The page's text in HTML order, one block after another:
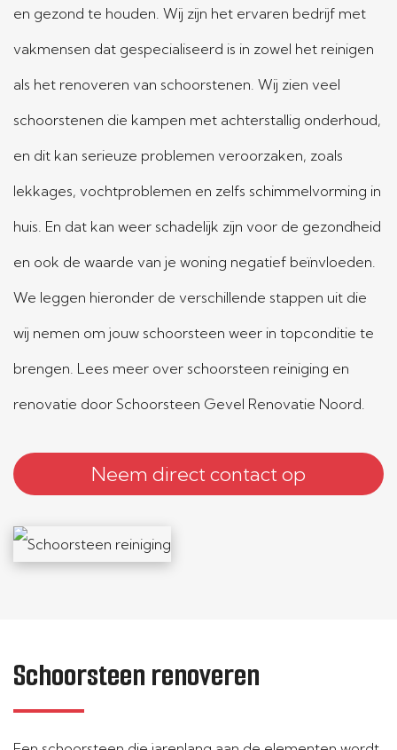
en gezond te houden. Wij zijn het ervaren bedrijf met
vakmensen dat gespecialiseerd is in zowel het reinigen
als het renoveren van schoorstenen. Wij zien veel
schoorstenen die kampen met achterstallig onderhoud,
en dit kan serieuze problemen veroorzaken, zoals
lekkages, vochtproblemen en zelfs schimmelvorming in
huis. En dat kan weer schadelijk zijn voor de gezondheid
en ook de waarde van je woning negatief beïnvloeden.
We leggen hieronder de verschillende stappen uit die
wij nemen om jouw schoorsteen weer in topconditie te
brengen. Lees meer over schoorsteen reiniging en
renovatie door Schoorsteen Gevel Renovatie Noord.
Neem direct contact op
Schoorsteen renoveren